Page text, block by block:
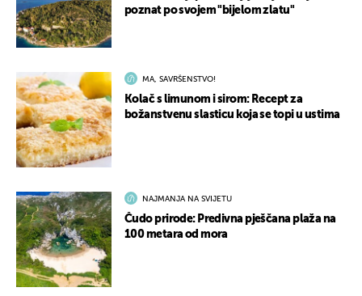
poznat po svojem "bijelom zlatu"
MA, SAVRŠENSTVO!
Kolač s limunom i sirom: Recept za
božanstvenu slasticu koja se topi u ustima
NAJMANJA NA SVIJETU
Čudo prirode: Predivna pješčana plaža na
100 metara od mora